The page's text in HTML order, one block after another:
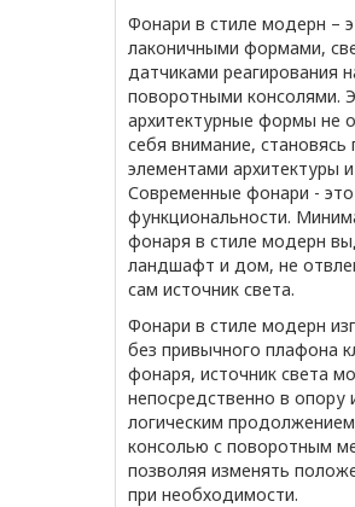
Фонари в стиле модерн –
лаконичными формами,
датчиками реагирования
поворотными консолями.
архитектурные формы не
себя внимание,
элементами архитектуры
Современные фонари -
функциональности.
фонаря в стиле модерн
ландшафт и дом, не
сам источник света.
Фонари в стиле модерн
без привычного плафона
фонаря, источник света
непосредственно в опору
логическим
консолью с поворотным
позволяя изменять
при необходимости.